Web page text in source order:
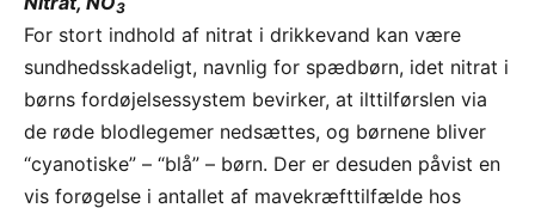
3
For stort indhold af nitrat i drikkevand kan være
sundhedsskadeligt, navnlig for spædbørn, idet nitrat i
børns fordøjelsessystem bevirker, at ilttilførslen via
de røde blodlegemer nedsættes, og børnene bliver
“cyanotiske” – “blå” – børn. Der er desuden påvist en
vis forøgelse i antallet af mavekræfttilfælde hos